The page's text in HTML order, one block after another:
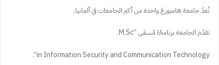
تُعدّ جامعة هامبورغ واحدة من أكبر الجامعات في ألمانيا.
تقدّم الجامعة برنامجًا مُسمّى “M.Sc.
in Information Security and Communication Technology”.